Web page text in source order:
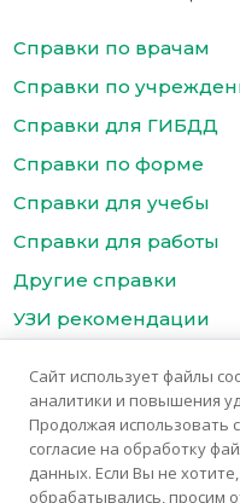
Справки по врачам
Справки по
Справки для ГИБДД
Справки по форме
Справки для учебы
Справки для работы
Другие справки
УЗИ рекомендации
Контакты
Сайт использует файлы
аналитики и повышения
Продолжая использовать
согласие на обработку
данных. Если Вы не
обрабатывались, просим